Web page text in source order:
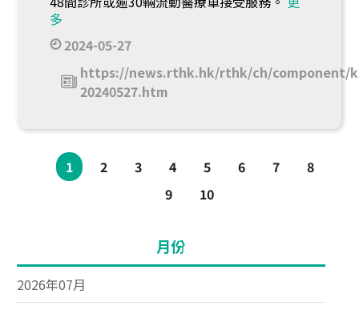
多
2024-05-27
https://news.rthk.hk/rthk/ch/component/
20240527.htm
1 2 3 4 5 6 7
8
9
10
月份
2026年07月